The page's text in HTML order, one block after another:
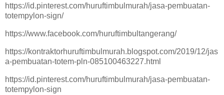
https://id.pinterest.com/huruftimbulmurah/jasa-pembuatan-
totempylon-sign/
https://www.facebook.com/huruftimbultangerang/
https://kontraktorhuruftimbulmurah.blogspot.com/2019/12/jas
a-pembuatan-totem-pln-085100463227.html
https://id.pinterest.com/huruftimbulmurah/jasa-pembuatan-
totempylon-sign